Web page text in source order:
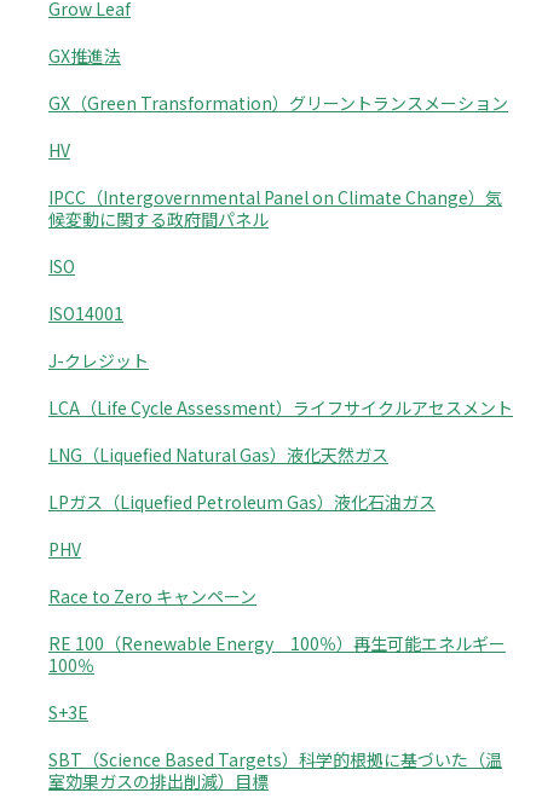
Grow Leaf
GX推進法
GX（Green Transformation）グリーントランスメーション
HV
IPCC（Intergovernmental Panel on Climate Change）気
候変動に関する政府間パネル
ISO
ISO14001
J-クレジット
LCA（Life Cycle Assessment）ライフサイクルアセスメント
LNG（Liquefied Natural Gas）液化天然ガス
LPガス（Liquefied Petroleum Gas）液化石油ガス
PHV
Race to Zero キャンペーン
RE 100（Renewable Energy 100％）再生可能エネルギー
100％
S+3E
SBT（Science Based Targets）科学的根拠に基づいた（温
室効果ガスの排出削減）目標